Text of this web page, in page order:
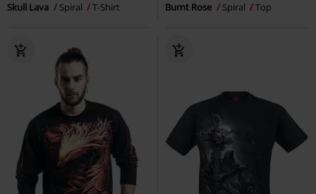
Skull Lava Spiral T-Shirt Burnt Rose Spiral Top